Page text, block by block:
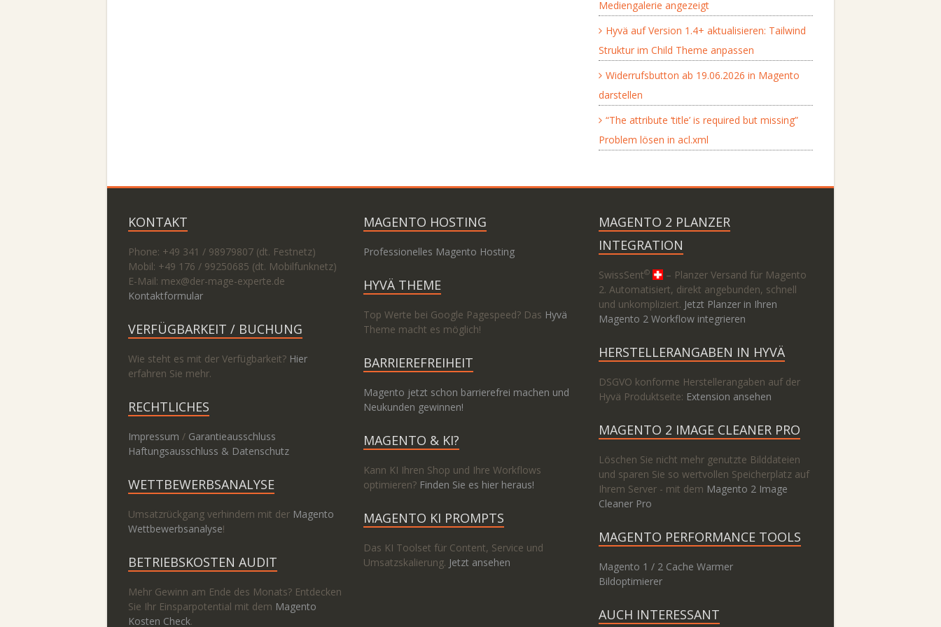
Mediengalerie angezeigt
Hyvä auf Version 1.4+ aktualisieren: Tailwind
Struktur im Child Theme anpassen
Widerrufsbutton ab 19.06.2026 in Magento
darstellen
“The attribute ‘title’ is required but missing”
Problem lösen in acl.xml
KONTAKT
Phone: +49 341 / 98979807 (dt. Festnetz)
Mobil: +49 176 / 99250685 (dt. Mobilfunknetz)
E-Mail: mex@der-mage-experte.de
Kontaktformular
VERFÜGBARKEIT / BUCHUNG
Wie steht es mit der Verfügbarkeit? Hier
erfahren Sie mehr.
RECHTLICHES
Impressum / Garantieausschluss
Haftungsausschluss & Datenschutz
WETTBEWERBSANALYSE
Umsatzrückgang verhindern mit der Magento
Wettbewerbsanalyse!
BETRIEBSKOSTEN AUDIT
Mehr Gewinn am Ende des Monats? Entdecken
Sie Ihr Einsparpotential mit dem Magento
Kosten Check.
MAGENTO HOSTING
Professionelles Magento Hosting
HYVÄ THEME
Top Werte bei Google Pagespeed? Das Hyvä
Theme macht es möglich!
BARRIEREFREIHEIT
Magento jetzt schon barrierefrei machen und
Neukunden gewinnen!
MAGENTO & KI?
Kann KI Ihren Shop und Ihre Workflows
optimieren? Finden Sie es hier heraus!
MAGENTO KI PROMPTS
Das KI Toolset für Content, Service und
Umsatzskalierung. Jetzt ansehen
MAGENTO 2 PLANZER
INTEGRATION
SwissSent©
– Planzer Versand für Magento
2. Automatisiert, direkt angebunden, schnell
und unkompliziert. Jetzt Planzer in Ihren
Magento 2 Workflow integrieren
HERSTELLERANGABEN IN HYVÄ
DSGVO konforme Herstellerangaben auf der
Hyvä Produktseite: Extension ansehen
MAGENTO 2 IMAGE CLEANER PRO
Löschen Sie nicht mehr genutzte Bilddateien
und sparen Sie so wertvollen Speicherplatz auf
Ihrem Server - mit dem Magento 2 Image
Cleaner Pro
MAGENTO PERFORMANCE TOOLS
Magento 1 / 2 Cache Warmer
Bildoptimierer
AUCH INTERESSANT